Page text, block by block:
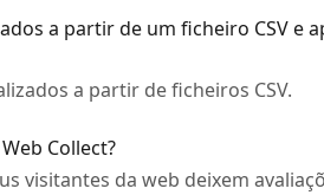
a partir de um ficheiro CSV e
a partir de ficheiros CSV.
Collect?
visitantes da web deixem